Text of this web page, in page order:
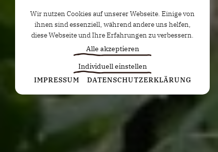
Wir nutzen Cookies auf unserer Webseite. Einige von
ihnen sind essenziell, während andere uns helfen,
diese Webseite und Ihre Erfahrungen zu verbessern.
Alle akzeptieren
Individuell einstellen
Statistiken
Diese Cookies erfassen anonyme Statistiken. Diese
Informationen helfen uns zu verstehen, wie wir
Google Analytics
IMPRESSUM DATENSCHUTZERKLÄRUNG